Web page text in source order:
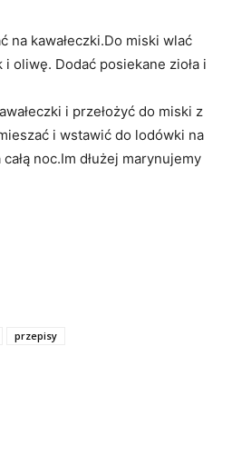
na kawałeczki.Do miski wlać
oliwę. Dodać posiekane zioła i
i przełożyć do miski z
i wstawić do lodówki na
noc.Im dłużej marynujemy
przepisy